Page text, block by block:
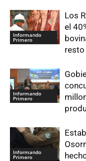
Informando
Primero
Los
el
resto
Informando
Primero
Informando
Primero